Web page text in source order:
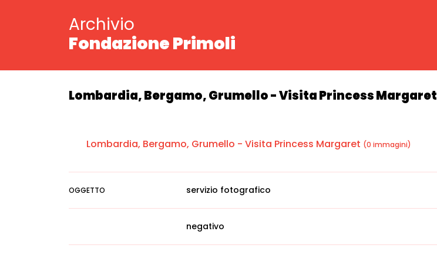
Archivio
Fondazione Primoli
Lombardia, Bergamo, Grumello - Visita Princess Margaret
Lombardia, Bergamo, Grumello - Visita Princess Margaret (0 immagini)
OGGETTO servizio fotografico
negativo